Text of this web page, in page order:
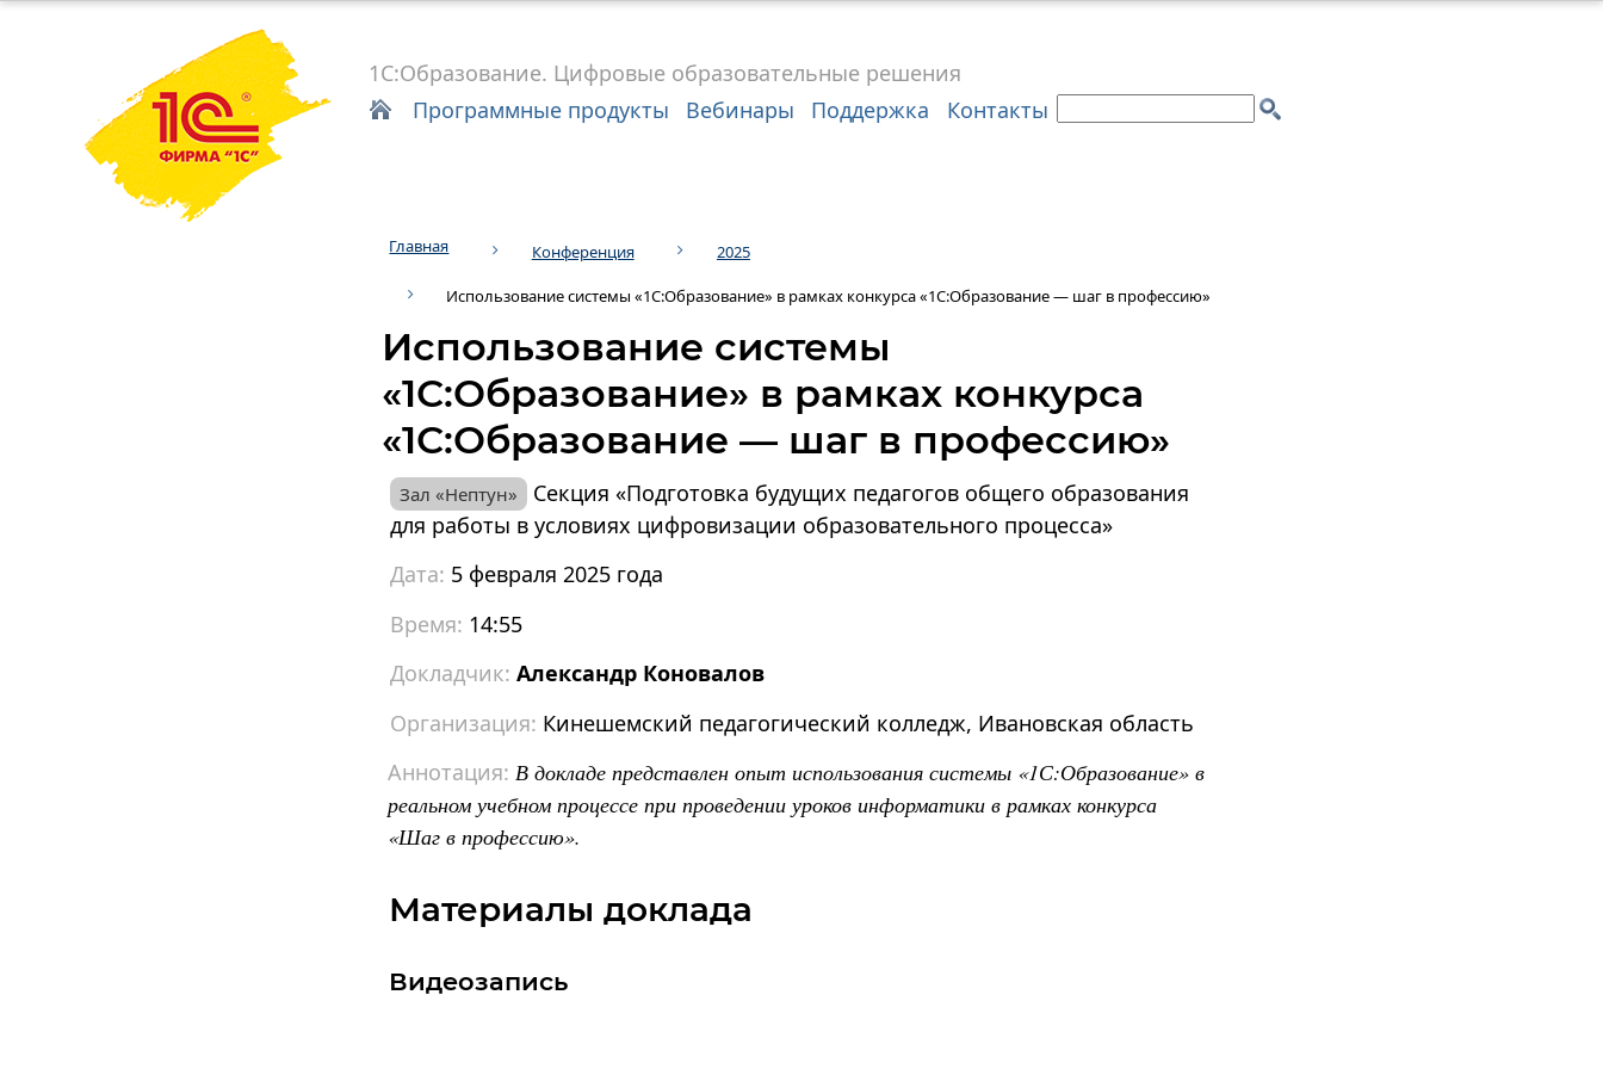
1С:Образование. Цифровые образовательные решения
Программные продукты
Вебинары Поддержка Контакты
Главная Конференция 2025
Использование системы «1С:Образование» в рамках конкурса «1С:Образование — шаг в профессию»
Использование системы
«1С:Образование» в рамках конкурса
«1С:Образование — шаг в профессию»
Секция «Подготовка будущих педагогов общего образования
для работы в условиях цифровизации образовательного процесса»
5 февраля 2025 года
14:55
Александр Коновалов
Кинешемский педагогический колледж, Ивановская область
В докладе представлен опыт использования системы «1С:Образование» в
реальном учебном процессе при проведении уроков информатики в рамках конкурса
«Шаг в профессию».
Материалы доклада
Видеозапись